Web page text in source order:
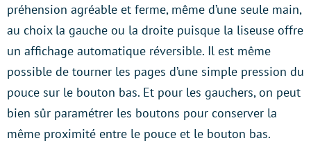
préhension agréable et ferme, même d’une seule main,
au choix la gauche ou la droite puisque la liseuse offre
un affichage automatique réversible. Il est même
possible de tourner les pages d’une simple pression du
pouce sur le bouton bas. Et pour les gauchers, on peut
bien sûr paramétrer les boutons pour conserver la
même proximité entre le pouce et le bouton bas.